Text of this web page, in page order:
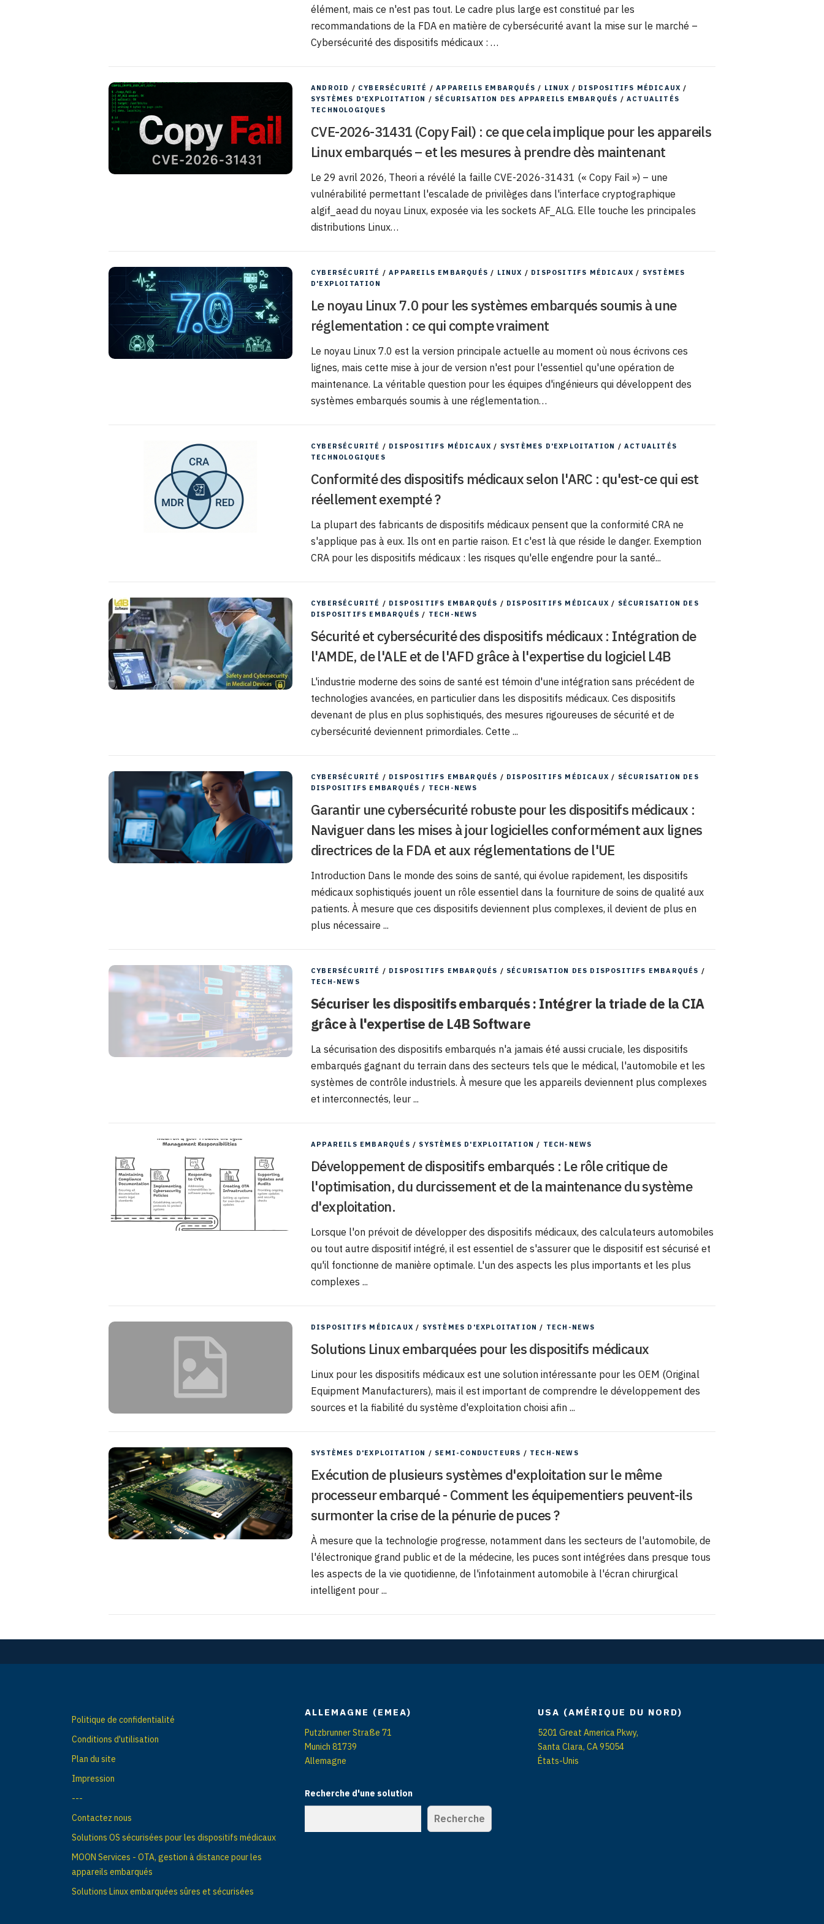
élément, mais ce n'est pas tout. Le cadre plus large est constitué par les
recommandations de la FDA en matière de cybersécurité avant la mise sur le marché –
Cybersécurité des dispositifs médicaux : …
ANDROID / CYBERSÉCURITÉ /APPAREILS EMBARQUÉS / LINUX / DISPOSITIFS MÉDICAUX /
SYSTÈMES D'EXPLOITATION / SÉCURISATION DES APPAREILS EMBARQUÉS /ACTUALITÉS
TECHNOLOGIQUES
CVE-2026-31431 (Copy Fail) : ce que cela implique pour les appareils
Linux embarqués – et les mesures à prendre dès maintenant
Le 29 avril 2026, Theori a révélé la faille CVE-2026-31431 (« Copy Fail ») – une
vulnérabilité permettant l'escalade de privilèges dans l'interface cryptographique
algif_aead du noyau Linux, exposée via les sockets AF_ALG. Elle touche les principales
distributions Linux…
CYBERSÉCURITÉ /APPAREILS EMBARQUÉS / LINUX / DISPOSITIFS MÉDICAUX / SYSTÈMES
D'EXPLOITATION
Le noyau Linux 7.0 pour les systèmes embarqués soumis à une
réglementation : ce qui compte vraiment
Le noyau Linux 7.0 est la version principale actuelle au moment où nous écrivons ces
lignes, mais cette mise à jour de version n'est pour l'essentiel qu'une opération de
maintenance. La véritable question pour les équipes d'ingénieurs qui développent des
systèmes embarqués soumis à une réglementation…
CYBERSÉCURITÉ / DISPOSITIFS MÉDICAUX / SYSTÈMES D'EXPLOITATION /ACTUALITÉS
TECHNOLOGIQUES
Conformité des dispositifs médicaux selon l'ARC : qu'est-ce qui est
réellement exempté ?
La plupart des fabricants de dispositifs médicaux pensent que la conformité CRA ne
s'applique pas à eux. Ils ont en partie raison. Et c'est là que réside le danger. Exemption
CRA pour les dispositifs médicaux : les risques qu'elle engendre pour la santé...
CYBERSÉCURITÉ / DISPOSITIFS EMBARQUÉS / DISPOSITIFS MÉDICAUX / SÉCURISATION DES
DISPOSITIFS EMBARQUÉS / TECH-NEWS
Sécurité et cybersécurité des dispositifs médicaux : Intégration de
l'AMDE, de l'ALE et de l'AFD grâce à l'expertise du logiciel L4B
L'industrie moderne des soins de santé est témoin d'une intégration sans précédent de
technologies avancées, en particulier dans les dispositifs médicaux. Ces dispositifs
devenant de plus en plus sophistiqués, des mesures rigoureuses de sécurité et de
cybersécurité deviennent primordiales. Cette ...
CYBERSÉCURITÉ / DISPOSITIFS EMBARQUÉS / DISPOSITIFS MÉDICAUX / SÉCURISATION DES
DISPOSITIFS EMBARQUÉS / TECH-NEWS
Garantir une cybersécurité robuste pour les dispositifs médicaux :
Naviguer dans les mises à jour logicielles conformément aux lignes
directrices de la FDA et aux réglementations de l'UE
Introduction Dans le monde des soins de santé, qui évolue rapidement, les dispositifs
médicaux sophistiqués jouent un rôle essentiel dans la fourniture de soins de qualité aux
patients. À mesure que ces dispositifs deviennent plus complexes, il devient de plus en
plus nécessaire ...
CYBERSÉCURITÉ / DISPOSITIFS EMBARQUÉS / SÉCURISATION DES DISPOSITIFS EMBARQUÉS /
TECH-NEWS
Sécuriser les dispositifs embarqués : Intégrer la triade de la CIA
grâce à l'expertise de L4B Software
La sécurisation des dispositifs embarqués n'a jamais été aussi cruciale, les dispositifs
embarqués gagnant du terrain dans des secteurs tels que le médical, l'automobile et les
systèmes de contrôle industriels. À mesure que les appareils deviennent plus complexes
et interconnectés, leur ...
APPAREILS EMBARQUÉS / SYSTÈMES D'EXPLOITATION / TECH-NEWS
Développement de dispositifs embarqués : Le rôle critique de
l'optimisation, du durcissement et de la maintenance du système
d'exploitation.
Lorsque l'on prévoit de développer des dispositifs médicaux, des calculateurs automobiles
ou tout autre dispositif intégré, il est essentiel de s'assurer que le dispositif est sécurisé et
qu'il fonctionne de manière optimale. L'un des aspects les plus importants et les plus
complexes ...
DISPOSITIFS MÉDICAUX / SYSTÈMES D'EXPLOITATION / TECH-NEWS
Solutions Linux embarquées pour les dispositifs médicaux
Linux pour les dispositifs médicaux est une solution intéressante pour les OEM (Original
Equipment Manufacturers), mais il est important de comprendre le développement des
sources et la fiabilité du système d'exploitation choisi afin ...
SYSTÈMES D'EXPLOITATION / SEMI-CONDUCTEURS / TECH-NEWS
Exécution de plusieurs systèmes d'exploitation sur le même
processeur embarqué - Comment les équipementiers peuvent-ils
surmonter la crise de la pénurie de puces ?
À mesure que la technologie progresse, notamment dans les secteurs de l'automobile, de
l'électronique grand public et de la médecine, les puces sont intégrées dans presque tous
les aspects de la vie quotidienne, de l'infotainment automobile à l'écran chirurgical
intelligent pour ...
Politique de confidentialité
Conditions d'utilisation
Plan du site
Impression
---
Contactez nous
Solutions OS sécurisées pour les dispositifs médicaux
MOON Services - OTA, gestion à distance pour les
appareils embarqués
Solutions Linux embarquées sûres et sécurisées
ALLEMAGNE (EMEA)
Putzbrunner Straße 71
Munich 81739
Allemagne
Recherche d'une solution
Recherche
USA (AMÉRIQUE DU NORD)
5201 Great America Pkwy,
Santa Clara, CA 95054
États-Unis